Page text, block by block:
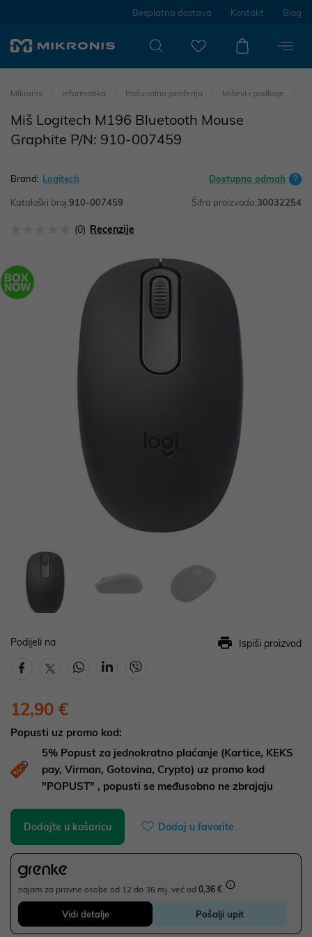
Besplatna dostava Kontakt Blog
Mikronis Informatika Računalna periferija Miševi i podloge
Miš Logitech M196 Bluetooth Mouse
Graphite P/N: 910-007459
Brand: Logitech Dostupno odmah
Kataloški broj:910-007459 Šifra proizvoda:30032254
(0) Recenzije
Podijeli na Ispiši proizvod
12,90 €
Popusti uz promo kod:
5% Popust za jednokratno plaćanje (Kartice, KEKS
pay, Virman, Gotovina, Crypto) uz promo kod
"POPUST" , popusti se međusobno ne zbrajaju
Dodajte u košaricu Dodaj u favorite
najam za pravne osobe od 12 do 36 mj. već od 0,36 €
Vidi detalje Pošalji upit